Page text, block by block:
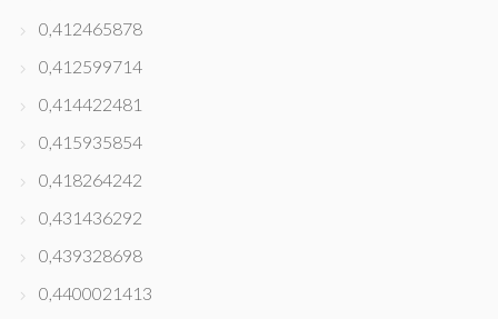
0,412465878
0,412599714
0,414422481
0,415935854
0,418264242
0,431436292
0,439328698
0,4400021413